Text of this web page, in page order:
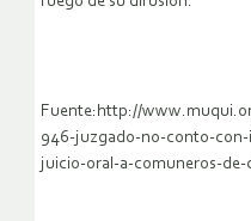
Fuente:http://
946-juzgado-no-conto-
juicio-oral-a-comuneros-de-